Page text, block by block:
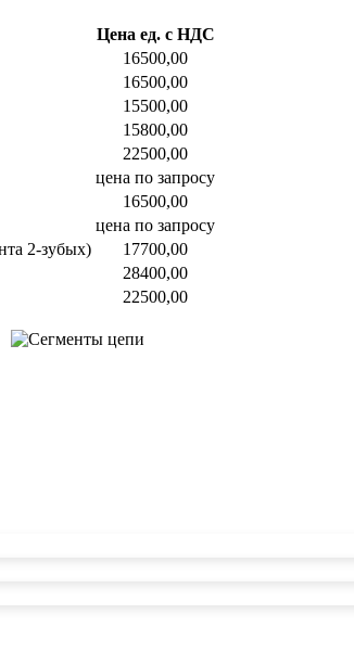
Цена ед. с НДС
16500,00
16500,00
15500,00
15800,00
22500,00
цена по запросу
16500,00
цена по запросу
2-зубых)
17700,00
28400,00
22500,00